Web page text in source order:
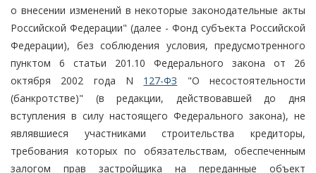
о внесении изменений в некоторые законодательные акты
Российской Федерации" (далее - Фонд субъекта Российской
Федерации), без соблюдения условия, предусмотренного
пунктом 6 статьи 201.10 Федерального закона от 26
октября 2002 года N 127-ФЗ "О несостоятельности
(банкротстве)" (в редакции, действовавшей до дня
вступления в силу настоящего Федерального закона), не
являвшиеся участниками строительства кредиторы,
требования которых по обязательствам, обеспеченным
залогом прав застройщика на переданные объект